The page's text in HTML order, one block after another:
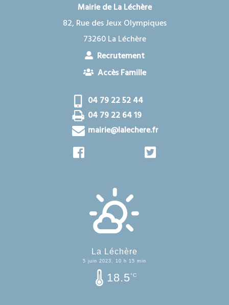
Mairie de La Léchère
82, Rue des Jeux Olympiques
73260 La Léchère
Recrutement
Accès Famille
04 79 22 52 44
04 79 22 64 19
mairie@lalechere.fr
La Léchère
5 juin 2023, 10 h 15 min
18.5°C